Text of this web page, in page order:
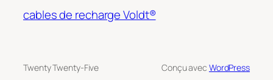
cables de recharge Voldt®
Twenty Twenty-Five Conçu avec WordPress